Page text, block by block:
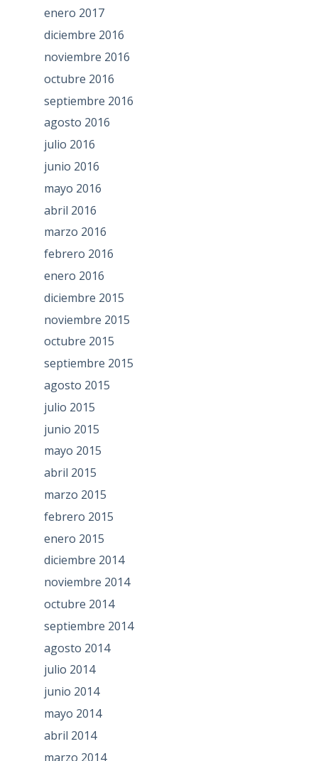
enero 2017
diciembre 2016
noviembre 2016
octubre 2016
septiembre 2016
agosto 2016
julio 2016
junio 2016
mayo 2016
abril 2016
marzo 2016
febrero 2016
enero 2016
diciembre 2015
noviembre 2015
octubre 2015
septiembre 2015
agosto 2015
julio 2015
junio 2015
mayo 2015
abril 2015
marzo 2015
febrero 2015
enero 2015
diciembre 2014
noviembre 2014
octubre 2014
septiembre 2014
agosto 2014
julio 2014
junio 2014
mayo 2014
abril 2014
marzo 2014